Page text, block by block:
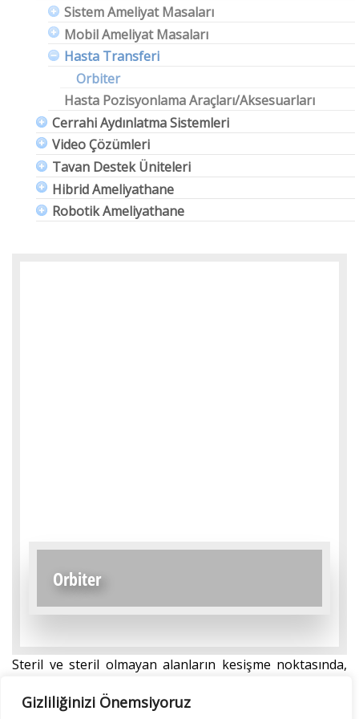
Gizliliğinizi Önemsiyoruz
Sistem Ameliyat Masaları
Mobil Ameliyat Masaları
Hasta Transferi
Orbiter
Hasta Pozisyonlama Araçları/Aksesuarları
Cerrahi Aydınlatma Sistemleri
Video Çözümleri
Tavan Destek Üniteleri
Hibrid Ameliyathane
Robotik Ameliyathane
Orbiter
Steril ve steril olmayan alanların kesişme noktasında,
sorunsuz, hijyenik ve güvenli bir şekilde transferini